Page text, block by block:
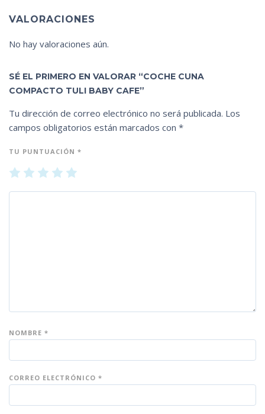
VALORACIONES
No hay valoraciones aún.
SÉ EL PRIMERO EN VALORAR “COCHE CUNA
COMPACTO TULI BABY CAFE”
Tu dirección de correo electrónico no será publicada. Los
campos obligatorios están marcados con *
TU PUNTUACIÓN *
1
de
2
de
3
de
4
de de
NOMBRE *
CORREO ELECTRÓNICO *